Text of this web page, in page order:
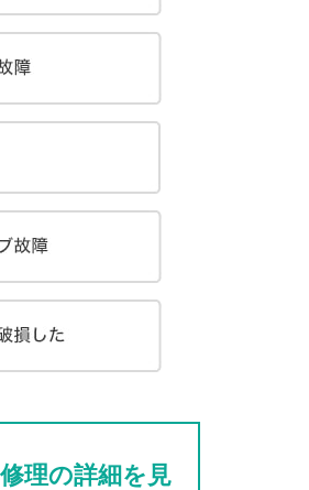
理の詳細を見